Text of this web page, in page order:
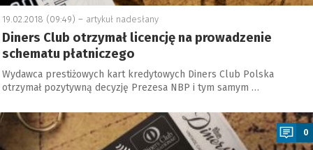
19.02.2018 (09:49) – artykuł nadesłany
Diners Club otrzymał licencję na prowadzenie
schematu płatniczego
Wydawca prestiżowych kart kredytowych Diners Club Polska
otrzymał pozytywną decyzję Prezesa NBP i tym samym …
0